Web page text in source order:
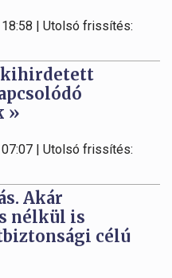
| Utolsó frissítés:
kihirdetett
»
| Utolsó frissítés:
Akár
nélkül is
célú